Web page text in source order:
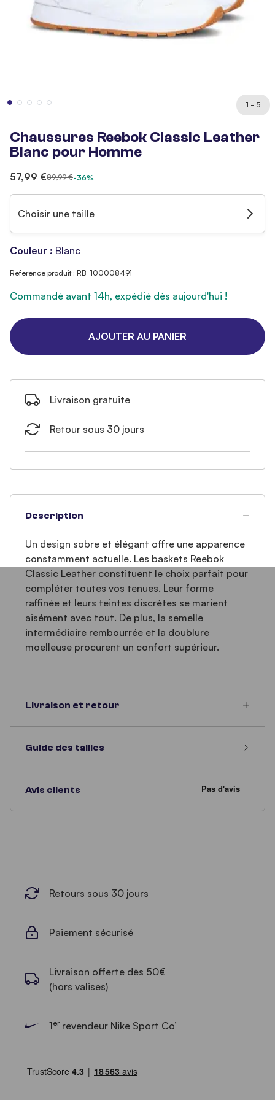
1 - 5
Chaussures Reebok Classic Leather
Blanc pour Homme
57,99 €89,99 €-36%
Choisir une taille
Couleur : Blanc
Référence produit : RB_100008491
Commandé avant 14h, expédié dès aujourd'hui !
AJOUTER AU PANIER
Livraison gratuite
Retour sous 30 jours
Description
Un design sobre et élégant offre une apparence
constamment actuelle. Les baskets Reebok
Classic Leather constituent le choix parfait pour
compléter toutes vos tenues. Leur forme
raffinée et leurs teintes discrètes se marient
aisément avec tout. De plus, la semelle
intermédiaire rembourrée et la doublure
moelleuse procurent un confort supérieur.
Livraison et retour
Guide des tailles
Avis clients
Retours sous 30 jours
Paiement sécurisé
Livraison offerte dès 50€
(hors valises)
1errevendeur Nike Sport Co’